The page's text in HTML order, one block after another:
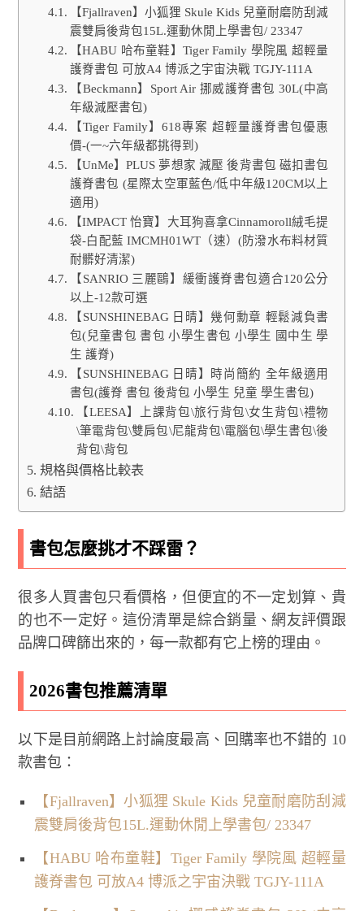
【Fjallraven】小狐狸 Skule Kids 兒童耐磨防刮減
震雙肩後背包15L.運動休閒上學書包/ 23347
【HABU 哈布童鞋】Tiger Family 學院風 超輕量
護脊書包 可放A4 博派之宇宙決戰 TGJY-111A
【Beckmann】Sport Air 挪威護脊書包 30L(中高
年級減壓書包)
【Tiger Family】618專案 超輕量護脊書包優惠
價-(一~六年級都挑得到)
【UnMe】PLUS 夢想家 減壓 後背書包 磁扣書包
護脊書包 (星際太空軍藍色/低中年級120CM以上
適用)
【IMPACT 怡寶】大耳狗喜拿Cinnamoroll絨毛提
袋-白配藍 IMCMH01WT（速）(防潑水布料材質
耐髒好清潔)
【SANRIO 三麗鷗】緩衝護脊書包適合120公分
以上-12款可選
【SUNSHINEBAG 日晴】幾何勳章 輕鬆減負書
包(兒童書包 書包 小學生書包 小學生 國中生 學
生 護脊)
【SUNSHINEBAG 日晴】時尚簡約 全年級適用
書包(護脊 書包 後背包 小學生 兒童 學生書包)
【LEESA】上課背包\旅行背包\女生背包\禮物
\筆電背包\雙肩包\尼龍背包\電腦包\學生書包\後
背包\背包
規格與價格比較表
結語
書包怎麼挑才不踩雷？
很多人買書包只看價格，但便宜的不一定划算、貴
的也不一定好。這份清單是綜合銷量、網友評價跟
品牌口碑篩出來的，每一款都有它上榜的理由。
2026書包推薦清單
以下是目前網路上討論度最高、回購率也不錯的 10
款書包：
【Fjallraven】小狐狸 Skule Kids 兒童耐磨防刮減
震雙肩後背包15L.運動休閒上學書包/ 23347
【HABU 哈布童鞋】Tiger Family 學院風 超輕量
護脊書包 可放A4 博派之宇宙決戰 TGJY-111A